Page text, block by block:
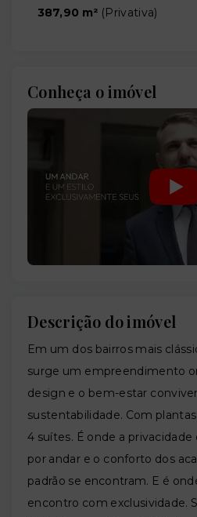
387,90 m² ( Privativa)
Conheça o imóvel
Descrição do imóvel
Em um dos bairros mais
surge um empreendimento
design e o bem-estar
sustentabilidade. Com
4 suítes. É onde a
por andar e o conforto dos
padrão se encontram. E é
encontro com exclusividade.